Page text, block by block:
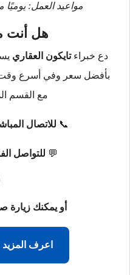
مواعيد العمل: يوميًا من 9 صباحًا حتى 9
هل أنت
دع خبراءتايكون العقاري
بأفضل سعر وفي أسرع وقت.
مع القسم
📞 للاتصال
💬 للتواصل
أو يمكنك زيارة
اعرف